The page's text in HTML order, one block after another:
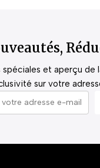
et aperçu de
sur votre